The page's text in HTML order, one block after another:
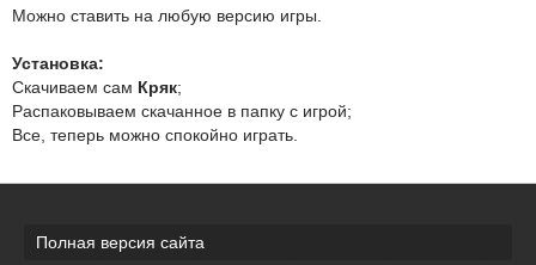
Можно ставить на любую версию игры.
Установка:
Скачиваем сам Кряк;
Распаковываем скачанное в папку с игрой;
Все, теперь можно спокойно играть.
Полная версия сайта